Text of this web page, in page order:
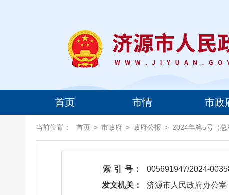
首页 市情 市政
当前位置： 首页 > 市政府 > 政府公报 > 2024年第5号（总
索 引 号： 005691947/2024-
发文机关：
济源市人民政府办公室